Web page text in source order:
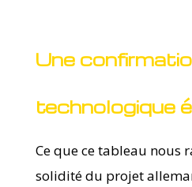
Une
technologique
Ce que ce tableau nous
solidité du projet